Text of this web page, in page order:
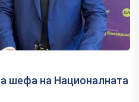
шефа на Националната